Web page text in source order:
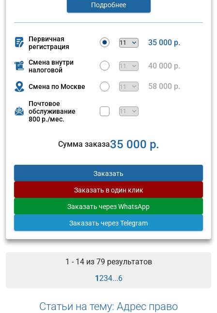
Подробнее
Первичная
регистрация
35 000 р.
Смена внутри
налоговой
40 000 р.
Смена по Москве 58 000 р.
Почтовое
обслуживание
800 р./мес.
Сумма заказа35 000 р.
Заказать
Заказать в один клик
Заказать через WhatsApp
Заказать через Telegram
1 - 14 из 79 результатов
1234...6
Статьи на тему: Адрес право